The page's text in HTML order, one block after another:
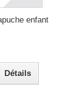
enfant
Détails